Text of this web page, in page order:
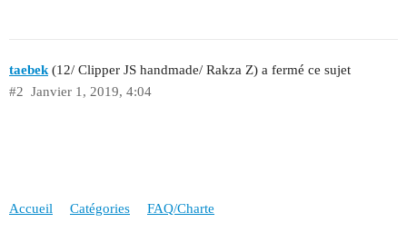
taebek (12/ Clipper JS handmade/ Rakza Z) a fermé ce sujet
Janvier 1, 2019, 4:04
#2
Accueil Catégories FAQ/Charte